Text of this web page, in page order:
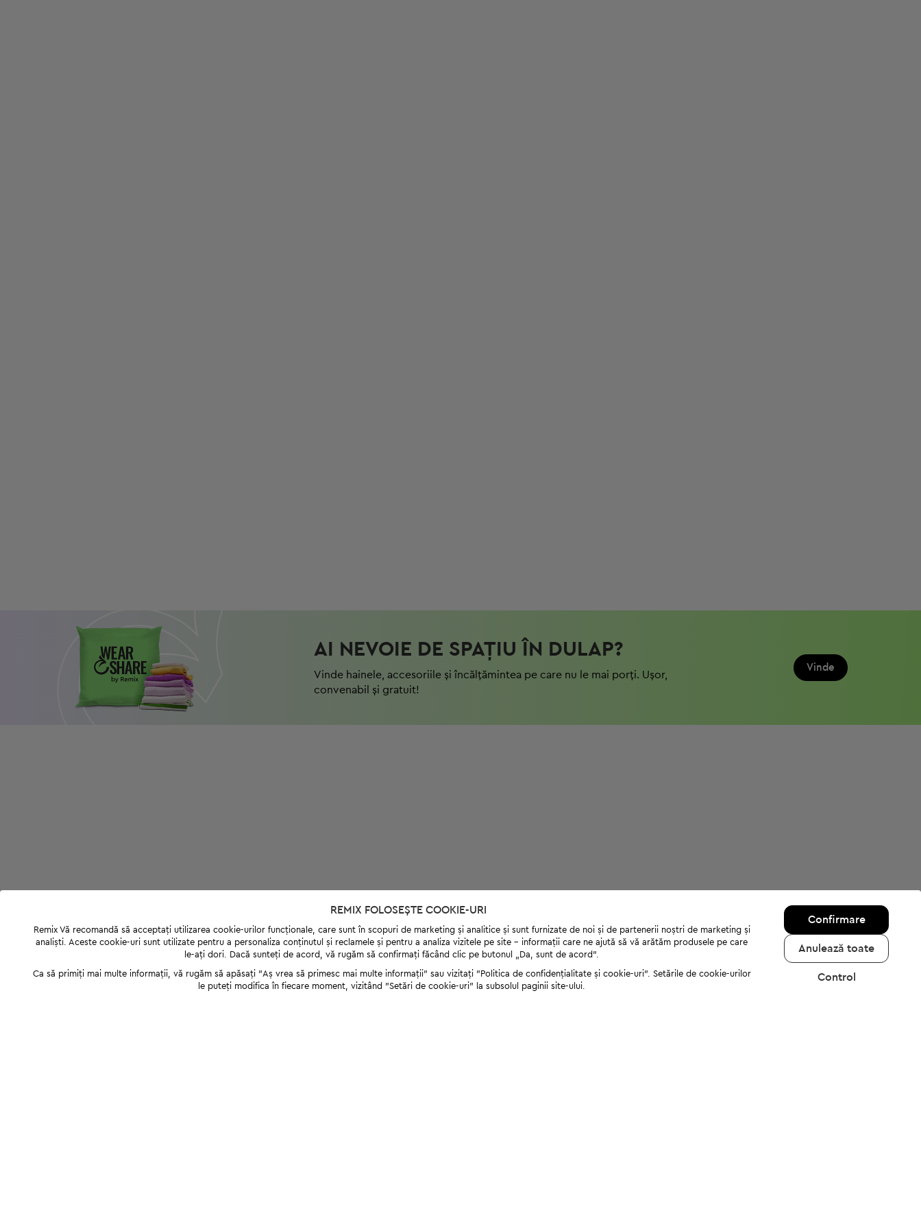
AI NEVOIE DE SPAȚIU ÎN DULAP?
Vinde hainele, accesoriile și încălțămintea pe care nu le mai porți. Ușor,
convenabil și gratuit!
Vinde
REMIX FOLOSEȘTE COOKIE-URI
Remix Vă recomandă să acceptați utilizarea cookie-urilor funcționale, care sunt în scopuri de marketing și analitice și sunt furnizate de noi și de partenerii noștri de marketing și
analiști. Aceste cookie-uri sunt utilizate pentru a personaliza conținutul și reclamele și pentru a analiza vizitele pe site - informații care ne ajută să vă arătăm produsele pe care
le-ați dori. Dacă sunteți de acord, vă rugăm să confirmați făcând clic pe butonul „Da, sunt de acord”.
Ca să primiți mai multe informații, vă rugăm să apăsați "Аș vrea să primesc mai multe informații" sau vizitați "Politica de confidențialitate și cookie-uri". Setările de cookie-urilor
le puteți modifica în fiecare moment, vizitând "Setări de cookie-uri" la subsolul paginii site-ului.
Confirmare
Anulează toate
Control